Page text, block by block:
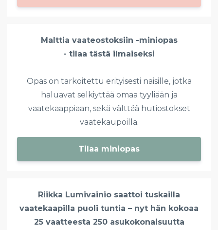
Malttia vaateostoksiin -miniopas
- tilaa tästä ilmaiseksi
Opas on tarkoitettu erityisesti naisille, jotka
haluavat selkiyttää omaa tyyliään ja
vaatekaappiaan, sekä välttää hutiostokset
vaatekaupoilla.
Tilaa miniopas
Riikka Lumivainio saattoi tuskailla
vaatekaapilla puoli tuntia – nyt hän kokoaa
25 vaatteesta 250 asukokonaisuutta